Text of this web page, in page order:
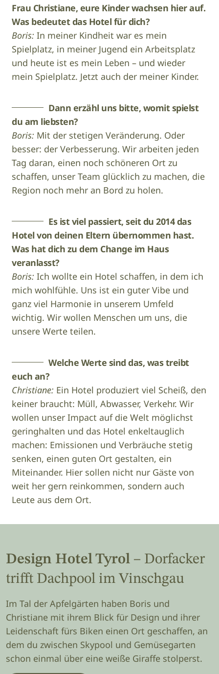
Frau Christiane, eure Kinder wachsen hier auf.
Was bedeutet das Hotel für dich?
Boris: In meiner Kindheit war es mein
Spielplatz, in meiner Jugend ein Arbeitsplatz
und heute ist es mein Leben – und wieder
mein Spielplatz. Jetzt auch der meiner Kinder.
Dann erzähl uns bitte, womit spielst
du am liebsten?
Boris: Mit der stetigen Veränderung. Oder
besser: der Verbesserung. Wir arbeiten jeden
Tag daran, einen noch schöneren Ort zu
schaffen, unser Team glücklich zu machen, die
Region noch mehr an Bord zu holen.
Es ist viel passiert, seit du 2014 das
Hotel von deinen Eltern übernommen hast.
Was hat dich zu dem Change im Haus
veranlasst?
Boris: Ich wollte ein Hotel schaffen, in dem ich
mich wohlfühle. Uns ist ein guter Vibe und
ganz viel Harmonie in unserem Umfeld
wichtig. Wir wollen Menschen um uns, die
unsere Werte teilen.
Welche Werte sind das, was treibt
euch an?
Christiane: Ein Hotel produziert viel Scheiß, den
keiner braucht: Müll, Abwasser, Verkehr. Wir
wollen unser Impact auf die Welt möglichst
geringhalten und das Hotel enkeltauglich
machen: Emissionen und Verbräuche stetig
senken, einen guten Ort gestalten, ein
Miteinander. Hier sollen nicht nur Gäste von
weit her gern reinkommen, sondern auch
Leute aus dem Ort.
Design Hotel Tyrol – Dorfacker
trifft Dachpool im Vinschgau
Im Tal der Apfelgärten haben Boris und
Christiane mit ihrem Blick für Design und ihrer
Leidenschaft fürs Biken einen Ort geschaffen, an
dem du zwischen Skypool und Gemüsegarten
schon einmal über eine weiße Giraffe stolperst.